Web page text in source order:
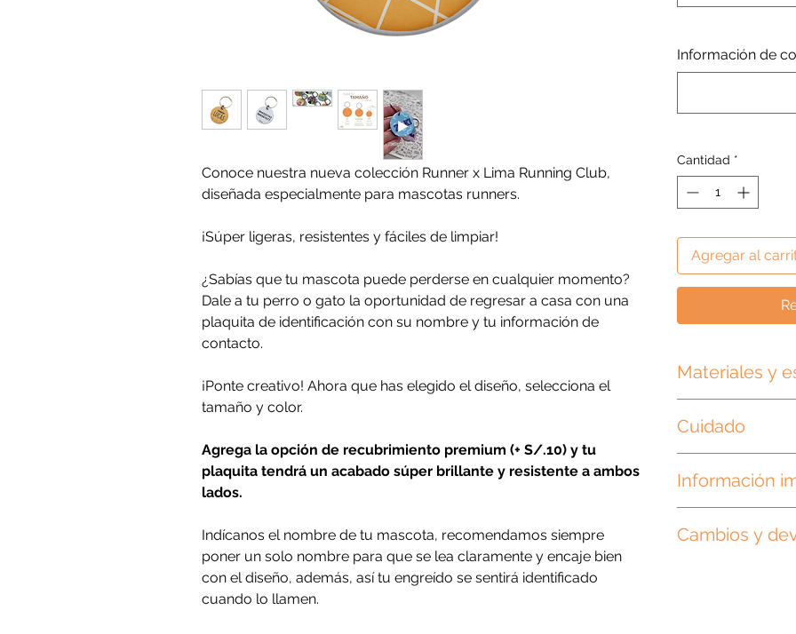
Conoce nuestra nueva colección Runner x Lima Running Club,
diseñada especialmente para mascotas runners.
¡Súper ligeras, resistentes y fáciles de limpiar!
¿Sabías que tu mascota puede perderse en cualquier momento?
Dale a tu perro o gato la oportunidad de regresar a casa con una
plaquita de identificación con su nombre y tu información de
contacto.
¡Ponte creativo! Ahora que has elegido el diseño, selecciona el
tamaño y color.
Agrega la opción de recubrimiento premium (+ S/.10) y tu
plaquita tendrá un acabado súper brillante y resistente a ambos
lados.
Indícanos el nombre de tu mascota, recomendamos siempre
poner un solo nombre para que se lea claramente y encaje bien
con el diseño, además, así tu engreído se sentirá identificado
cuando lo llamen.
Información de
Cantidad *
Agregar al
Materiales y
argollas metálicas.
Estándar: Placa
diámetro aprox.
Cuidado
diseñadas para
escobillas,
Información
personalizadas para
Cambios y